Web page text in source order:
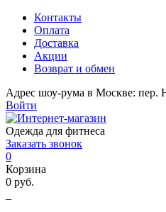
Контакты
Оплата
Доставка
Акции
Возврат и обмен
Адрес шоу-рума в Москве: пер.
Войти
Одежда для фитнеса
Заказать звонок
0
Корзина
0 руб.